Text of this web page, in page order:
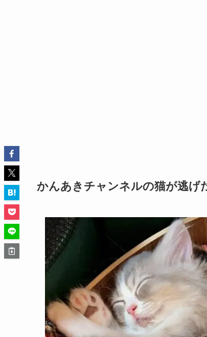
かんあきチャンネルの猫が逃げ